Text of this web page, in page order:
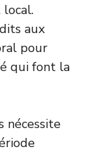
local.
aux
pour
qui font la
nécessite